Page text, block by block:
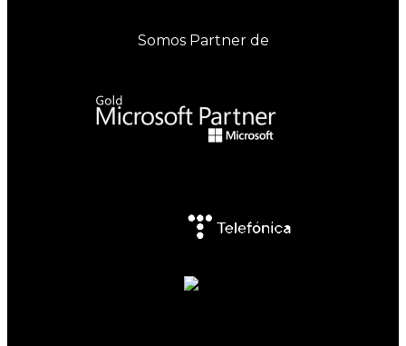
Somos Partner de